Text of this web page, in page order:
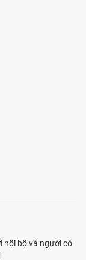
nội bộ và người có